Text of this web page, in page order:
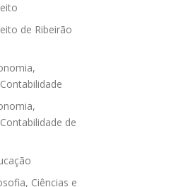
de Ribeirão
de
Ciências e